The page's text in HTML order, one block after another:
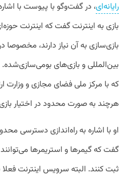
رایانه‌ای، در گفت‌وگو با پیوست با
بازی به اینترنت گفت که اینترنت
بازی‌سازی به آن نیاز دارند،
بین‌المللی و بازی‌های
که با مرکز ملی فضای مجازی و وزارت
هرچند به صورت محدود در اختیار
او با اشاره به راه‌اندازی دسترسی
گفت که گیمرها و استریمرها می‌‌توانند
ثبت کنند. البته سرویس اینترنت فعلا